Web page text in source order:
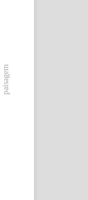
paisagem